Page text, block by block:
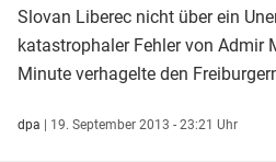
Slovan Liberec nicht über ein
katastrophaler Fehler von Admir
Minute verhagelte den
dpa | 19. September 2013 - 23:21 Uhr